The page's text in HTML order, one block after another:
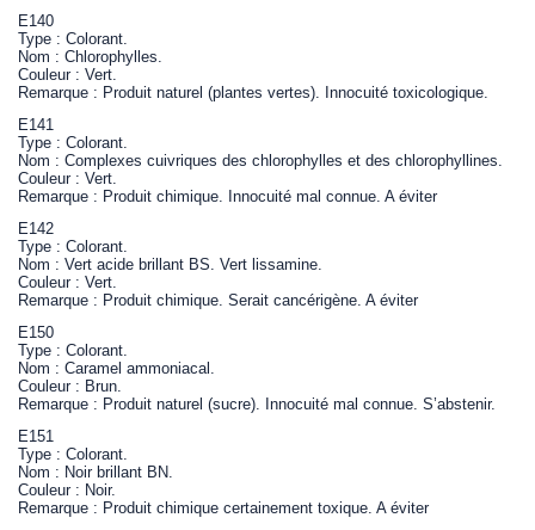
E140
Type : Colorant.
Nom : Chlorophylles.
Couleur : Vert.
Remarque : Produit naturel (plantes vertes). Innocuité toxicologique.
E141
Type : Colorant.
Nom : Complexes cuivriques des chlorophylles et des chlorophyllines.
Couleur : Vert.
Remarque : Produit chimique. Innocuité mal connue. A éviter
E142
Type : Colorant.
Nom : Vert acide brillant BS. Vert lissamine.
Couleur : Vert.
Remarque : Produit chimique. Serait cancérigène. A éviter
E150
Type : Colorant.
Nom : Caramel ammoniacal.
Couleur : Brun.
Remarque : Produit naturel (sucre). Innocuité mal connue. S’abstenir.
E151
Type : Colorant.
Nom : Noir brillant BN.
Couleur : Noir.
Remarque : Produit chimique certainement toxique. A éviter